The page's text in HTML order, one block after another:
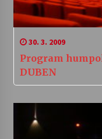
30. 3. 2009
Program
DUBEN